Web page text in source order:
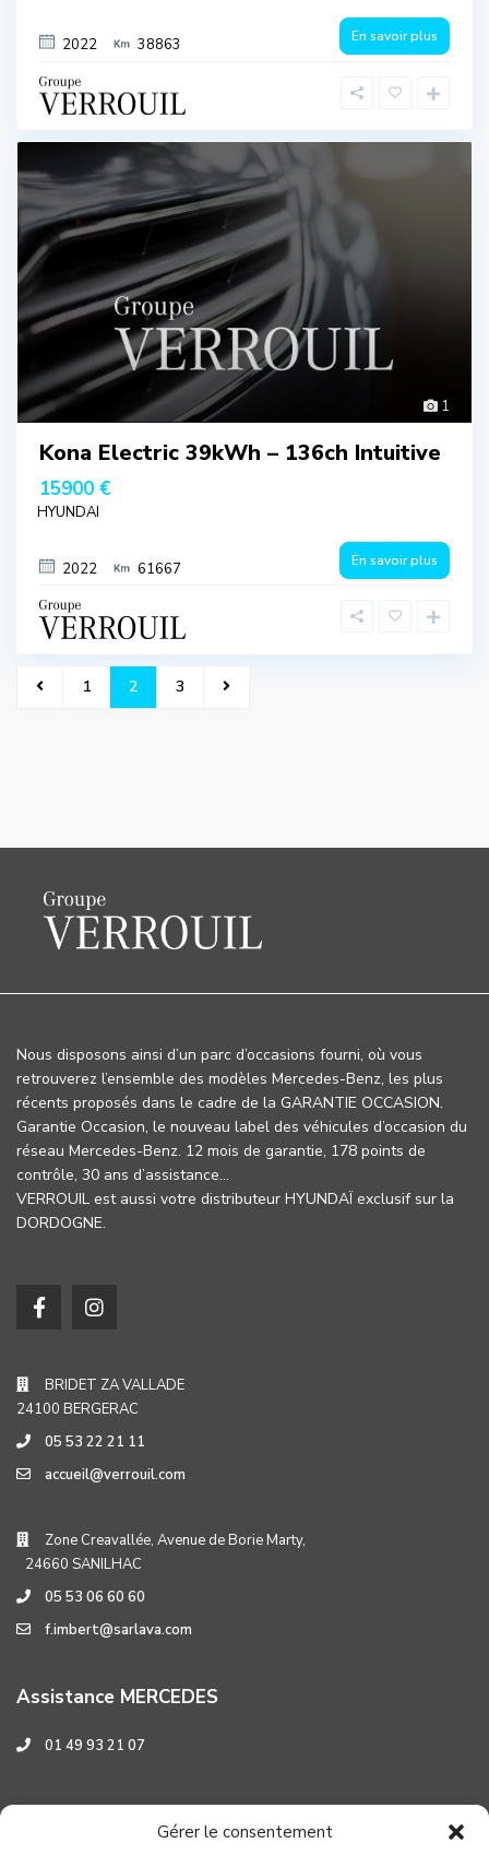
Gérer le consentement
2022 38863 En savoir plus
1
Kona Electric 39kWh – 136ch Intuitive
15900 €
HYUNDAI
2022 61667 En savoir plus
1 2 3
Nous disposons ainsi d’un parc d’occasions fourni, où vous
retrouverez l’ensemble des modèles Mercedes-Benz, les plus
récents proposés dans le cadre de la GARANTIE OCCASION.
Garantie Occasion, le nouveau label des véhicules d’occasion du
réseau Mercedes-Benz. 12 mois de garantie, 178 points de
contrôle, 30 ans d’assistance…
VERROUIL est aussi votre distributeur HYUNDAÏ exclusif sur la
DORDOGNE.
BRIDET ZA VALLADE
24100 BERGERAC
05 53 22 21 11
accueil@verrouil.com
Zone Creavallée, Avenue de Borie Marty,
24660 SANILHAC
05 53 06 60 60
f.imbert@sarlava.com
Assistance MERCEDES
01 49 93 21 07
Assistance HYUNDAI